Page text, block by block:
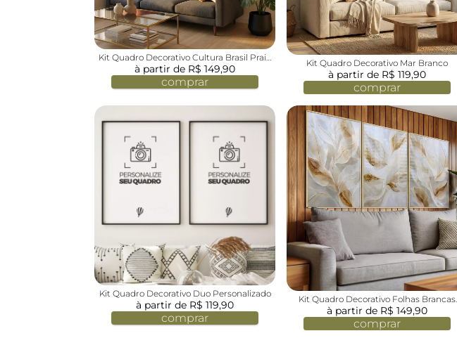
Kit Quadro Decorativo Cultura Brasil Praia
do Rio
à partir de R$ 149,90
comprar
Kit Quadro Decorativo Mar Branco
à partir de R$ 119,90
comprar
Kit Quadro Decorativo Duo Personalizado
à partir de R$ 119,90
comprar
Kit Quadro Decorativo Folhas Brancas
Suaves com Dourado
à partir de R$ 149,90
comprar